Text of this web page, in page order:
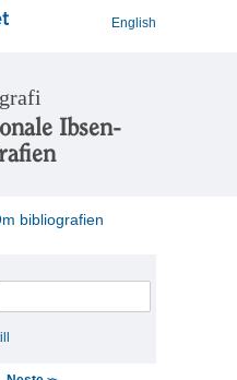
English
Ibsen-
bibliografien